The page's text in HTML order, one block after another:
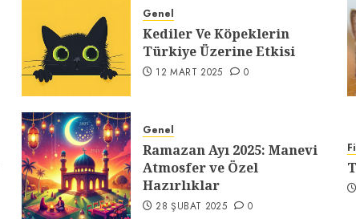
Genel
Kediler Ve Köpeklerin
Türkiye Üzerine Etkisi
12 MART 2025 0
Genel
Ramazan Ayı 2025: Manevi
Atmosfer ve Özel
Hazırlıklar
28 ŞUBAT 2025 0